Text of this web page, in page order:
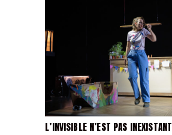
L’INVISIBLE N’EST PAS INEXISTANT